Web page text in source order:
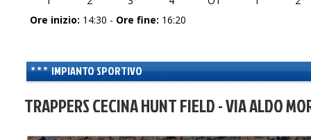
Ore inizio: 14:30 - Ore fine: 16:20
IMPIANTO SPORTIVO
TRAPPERS CECINA HUNT FIELD - VIA ALDO